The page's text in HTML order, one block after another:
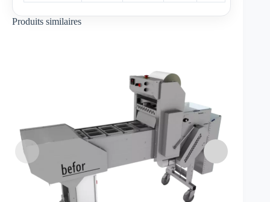
Produits similaires